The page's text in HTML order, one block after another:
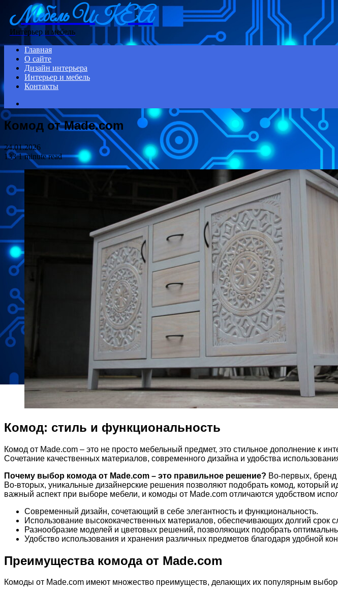
Мебель ИКЕА
Интерьер и мебель
Главная
О сайте
Дизайн интерьера
Интерьер и мебель
Контакты
for
Комод от Made.com
24.01.2026
1331 minute read
Комод: стиль и функциональность
Комод от Made.com – это не просто мебельный предмет, это стильное дополнение к
Сочетание качественных материалов, современного дизайна и удобства
Почему выбор комода от Made.com – это правильное решение? Во-первых, бренд
Во-вторых, уникальные дизайнерские решения позволяют подобрать комод, который
важный аспект при выборе мебели, и комоды от Made.com отличаются удобством
Современный дизайн, сочетающий в себе элегантность и функциональность.
Использование высококачественных материалов, обеспечивающих долгий срок
Разнообразие моделей и цветовых решений, позволяющих подобрать
Удобство использования и хранения различных предметов благодаря удобной
Преимущества комода от Made.com
Комоды от Made.com имеют множество преимуществ, делающих их популярным